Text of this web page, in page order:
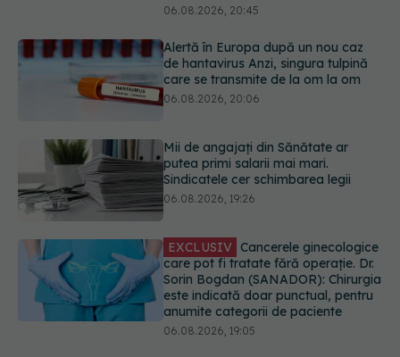
putea primi salarii mai mari.
Sindicatele cer schimbarea legii
06.08.2026, 19:26
care pot fi tratate fără operație. Dr.
Sorin Bogdan (SANADOR): Chirurgia
este indicată doar punctual, pentru
anumite categorii de paciente
Greșeala pe care milioane de femei
o fac când își cumpără sutien. Un
medic explică metoda corectă
06.08.2026, 18:08